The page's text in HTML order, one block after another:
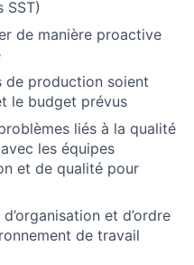
SST)
de manière proactive
de production soient
le budget prévus
liés à la qualité
les équipes
et de qualité pour
et d’ordre
de travail